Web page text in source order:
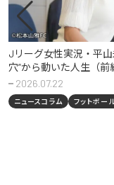
Jリーグ女性実況・平山
穴”から動いた人生（前
2026.07.22
ニュースコラム フットボー